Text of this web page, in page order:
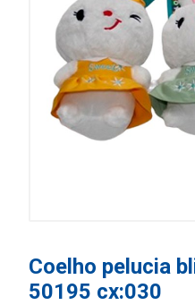
Coelho pelucia
50195 cx:030